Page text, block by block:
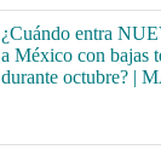
¿Cuándo entra
a México con bajas
durante octubre? |